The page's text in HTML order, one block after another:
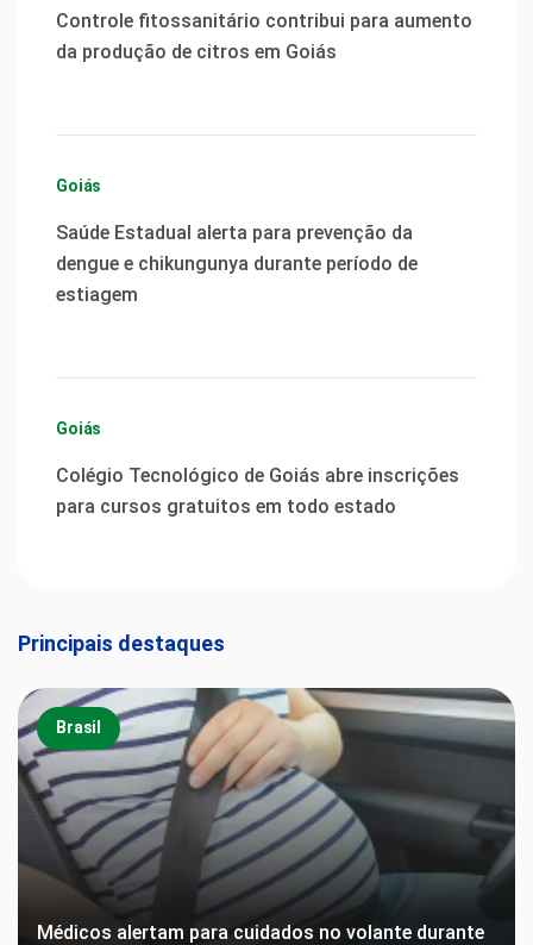
Controle fitossanitário contribui para aumento
da produção de citros em Goiás
Goiás
Saúde Estadual alerta para prevenção da
dengue e chikungunya durante período de
estiagem
Goiás
Colégio Tecnológico de Goiás abre inscrições
para cursos gratuitos em todo estado
Principais destaques
Brasil
Médicos alertam para cuidados no volante durante